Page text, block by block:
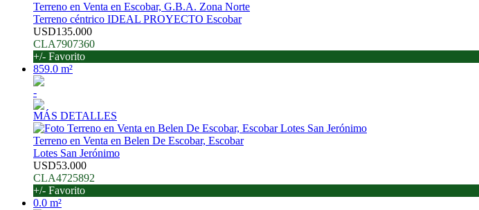
Terreno en Venta en Escobar, G.B.A. Zona Norte
Terreno céntrico IDEAL PROYECTO Escobar
USD135.000
CLA7907360
+/- Favorito
859.0 m²
-
MÁS DETALLES
Terreno en Venta en Belen De Escobar, Escobar
Lotes San Jerónimo
USD53.000
CLA4725892
+/- Favorito
0.0 m²